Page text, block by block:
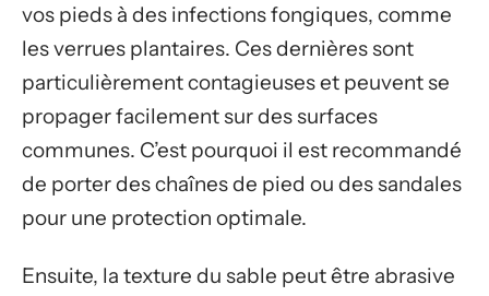
vos pieds à des infections fongiques, comme
les verrues plantaires. Ces dernières sont
particulièrement contagieuses et peuvent se
propager facilement sur des surfaces
communes. C’est pourquoi il est recommandé
de porter des chaînes de pied ou des sandales
pour une protection optimale.
Ensuite, la texture du sable peut être abrasive